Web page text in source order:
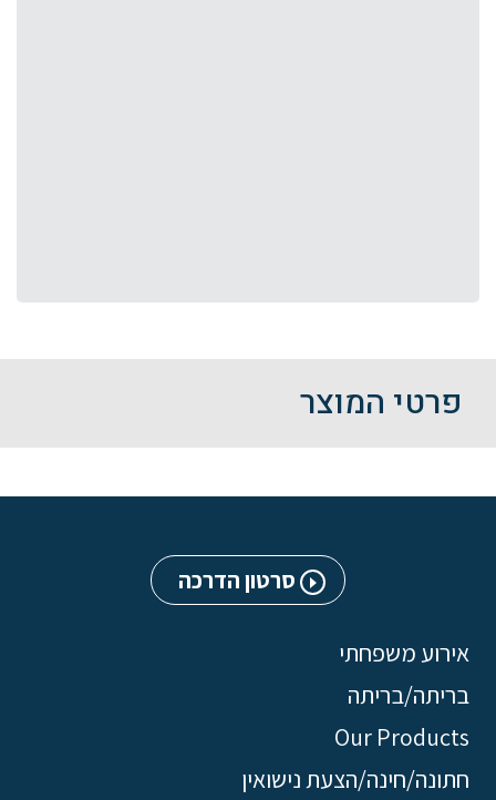
פרטי המוצר
סרטון הדרכה
אירוע משפחתי
בריתה/בריתה
Our Products
חתונה/חינה/הצעת נישואין